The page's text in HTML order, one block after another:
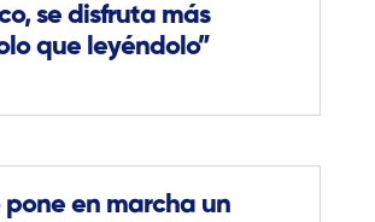
se disfruta más
que leyéndolo”
pone en marcha un